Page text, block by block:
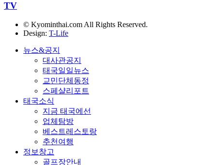
TV
© Kyominthai.com All Rights Reserved.
Design: T-Life
뉴스&공지
대사관공지
태국일일뉴스
교민단체동정
스페샬리포트
태국소식
지금 태국에선
업체탐방
베스트레스토랑
추천여행
정보창고
골프장안내